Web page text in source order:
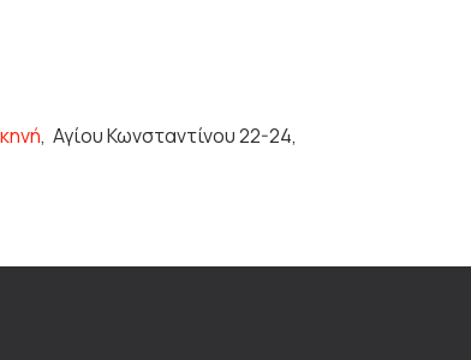
, Αγίου Κωνσταντίνου 22-24,